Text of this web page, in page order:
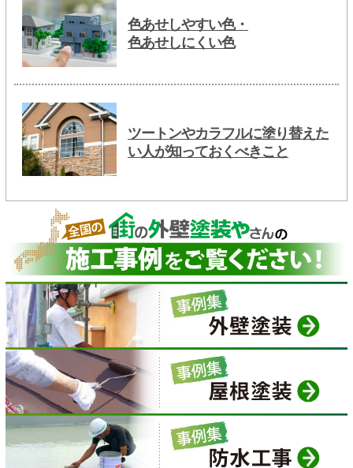
色あせしやすい色・
色あせしにくい色
ツートンやカラフルに塗り替えた
い人が知っておくべきこと